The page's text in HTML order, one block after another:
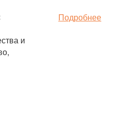
и
Подробнее